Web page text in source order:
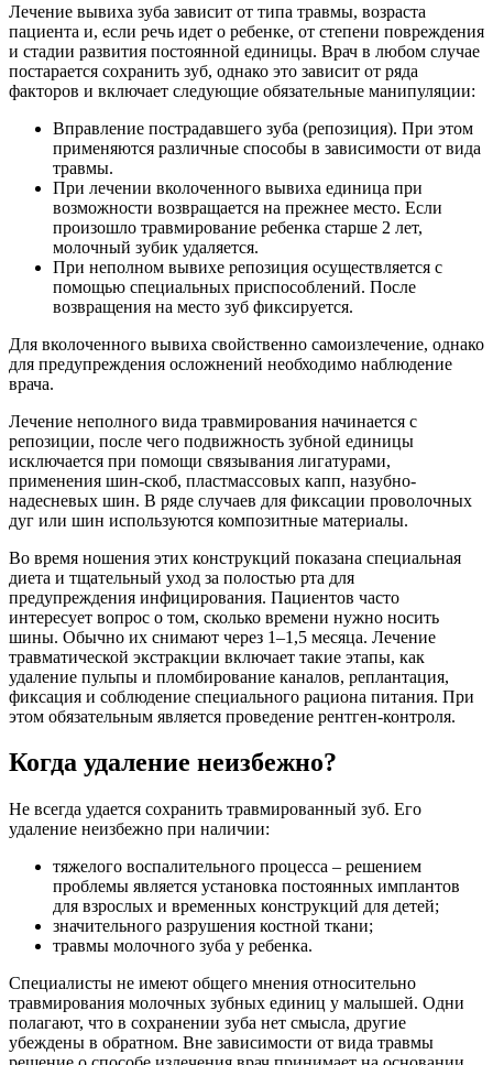
Лечение вывиха зуба зависит от типа травмы, возраста
пациента и, если речь идет о ребенке, от степени повреждения
и стадии развития постоянной единицы. Врач в любом случае
постарается сохранить зуб, однако это зависит от ряда
факторов и включает следующие обязательные манипуляции:
Вправление пострадавшего зуба (репозиция). При этом
применяются различные способы в зависимости от вида
травмы.
При лечении вколоченного вывиха единица при
возможности возвращается на прежнее место. Если
произошло травмирование ребенка старше 2 лет,
молочный зубик удаляется.
При неполном вывихе репозиция осуществляется с
помощью специальных приспособлений. После
возвращения на место зуб фиксируется.
Для вколоченного вывиха свойственно самоизлечение, однако
для предупреждения осложнений необходимо наблюдение
врача.
Лечение неполного вида травмирования начинается с
репозиции, после чего подвижность зубной единицы
исключается при помощи связывания лигатурами,
применения шин-скоб, пластмассовых капп, назубно-
надесневых шин. В ряде случаев для фиксации проволочных
дуг или шин используются композитные материалы.
Во время ношения этих конструкций показана специальная
диета и тщательный уход за полостью рта для
предупреждения инфицирования. Пациентов часто
интересует вопрос о том, сколько времени нужно носить
шины. Обычно их снимают через 1–1,5 месяца. Лечение
травматической экстракции включает такие этапы, как
удаление пульпы и пломбирование каналов, реплантация,
фиксация и соблюдение специального рациона питания. При
этом обязательным является проведение рентген-контроля.
Когда удаление неизбежно?
Не всегда удается сохранить травмированный зуб. Его
удаление неизбежно при наличии:
тяжелого воспалительного процесса – решением
проблемы является установка постоянных имплантов
для взрослых и временных конструкций для детей;
значительного разрушения костной ткани;
травмы молочного зуба у ребенка.
Специалисты не имеют общего мнения относительно
травмирования молочных зубных единиц у малышей. Одни
полагают, что в сохранении зуба нет смысла, другие
убеждены в обратном. Вне зависимости от вида травмы